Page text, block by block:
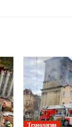
Технологии